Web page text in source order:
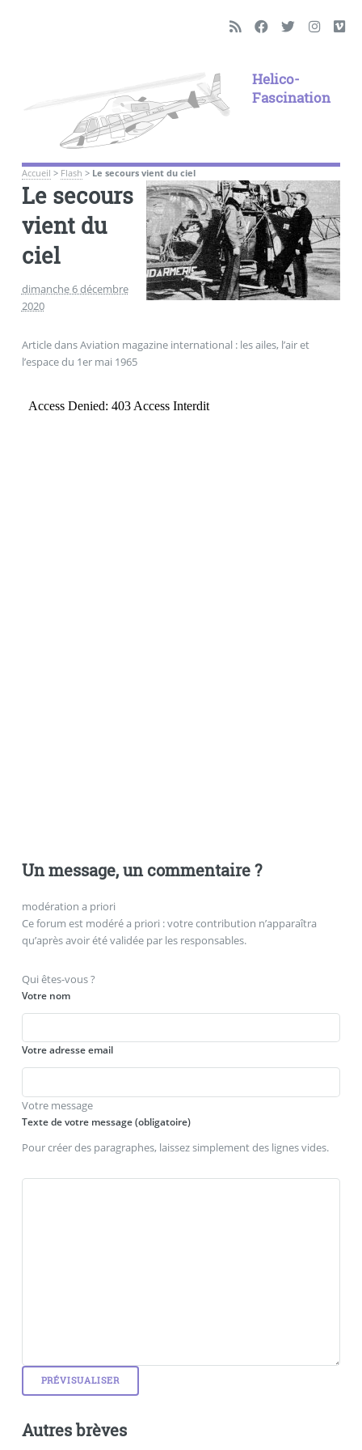
Helico-
Fascination
Accueil > Flash > Le secours vient du ciel
Le secours
vient du
ciel
dimanche 6 décembre
2020
Article dans Aviation magazine international : les ailes, l’air et
l’espace du 1er mai 1965
Un message, un commentaire ?
modération a priori
Ce forum est modéré a priori : votre contribution n’apparaîtra
qu’après avoir été validée par les responsables.
Qui êtes-vous ?
Votre nom
Votre adresse email
Votre message
Texte de votre message (obligatoire)
Pour créer des paragraphes, laissez simplement des lignes vides.
Autres brèves